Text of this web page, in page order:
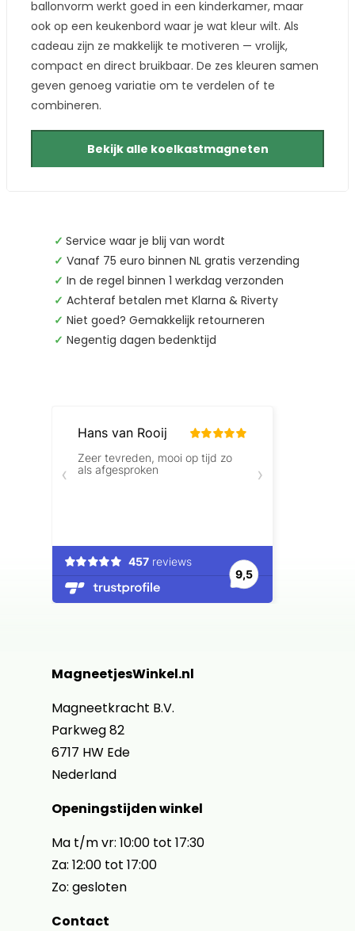
ballonvorm werkt goed in een kinderkamer, maar
ook op een keukenbord waar je wat kleur wilt. Als
cadeau zijn ze makkelijk te motiveren — vrolijk,
compact en direct bruikbaar. De zes kleuren samen
geven genoeg variatie om te verdelen of te
combineren.
Bekijk alle koelkastmagneten
✓ Service waar je blij van wordt
✓ Vanaf 75 euro binnen NL gratis verzending
✓ In de regel binnen 1 werkdag verzonden
✓ Achteraf betalen met Klarna & Riverty
✓ Niet goed? Gemakkelijk retourneren
✓ Negentig dagen bedenktijd
MagneetjesWinkel.nl
Magneetkracht B.V.
Parkweg 82
6717 HW Ede
Nederland
Openingstijden winkel
Ma t/m vr: 10:00 tot 17:30
Za: 12:00 tot 17:00
Zo: gesloten
Contact